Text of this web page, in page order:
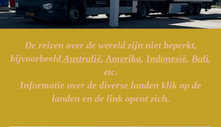
De reizen over de wereld zijn niet beperkt,
bijvoorbeeldAustralië, Amerika, Indonesië, Bali,
etc.
Informatie over de diverse landen klik op de
landen en de link opent zich.